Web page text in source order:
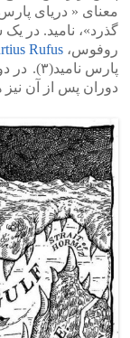
معنای « دریای
گذرد»، نامید. در
روفوس، Rufus
پارس نامید(۳).
دوران پس از آن